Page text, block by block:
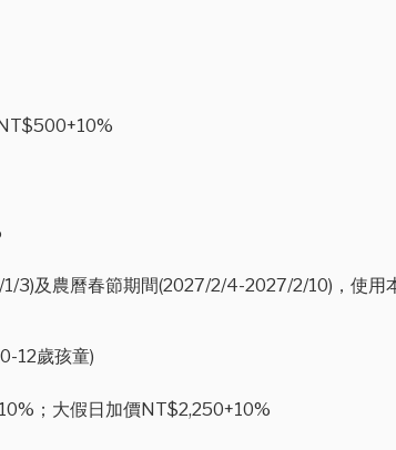
3)及農曆春節期間(2027/2/4-2027/2/10)，使用
12歲孩童)
；大假日加價NT$2,250+10%